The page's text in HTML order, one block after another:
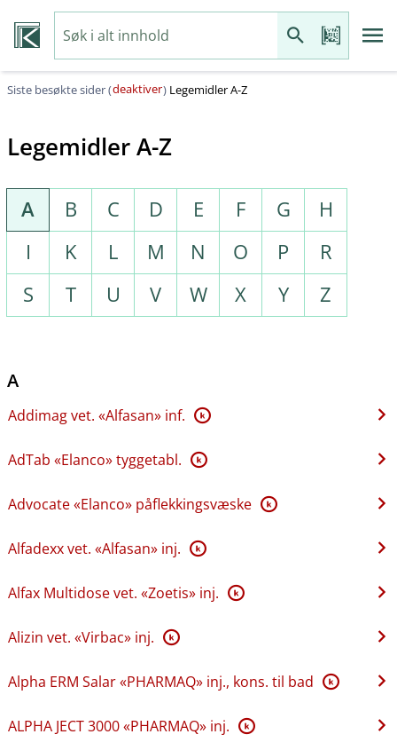
Siste besøkte sider (deaktiver) Legemidler A-Z
Legemidler A-Z
A B C D E F G
H
I
K L M N O P
R
S
T U V W X Y Z
A
Addimag vet. «Alfasan» inf. K
AdTab «Elanco» tyggetabl. K
Advocate «Elanco» påflekkingsvæske K
Alfadexx vet. «Alfasan» inj. K
Alfax Multidose vet. «Zoetis» inj. K
Alizin vet. «Virbac» inj. K
Alpha ERM Salar «PHARMAQ» inj., kons. til bad K
ALPHA JECT 3000 «PHARMAQ» inj. K